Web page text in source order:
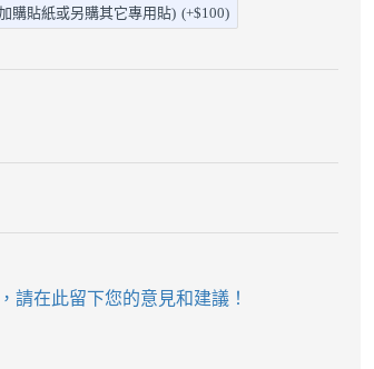
油
$1,230 $1,500
請在此留下您的意見和建議！
購貼紙或另購其它專用貼) (+$100)